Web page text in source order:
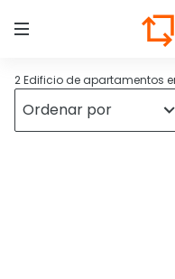
2 Edificio de apartamentos